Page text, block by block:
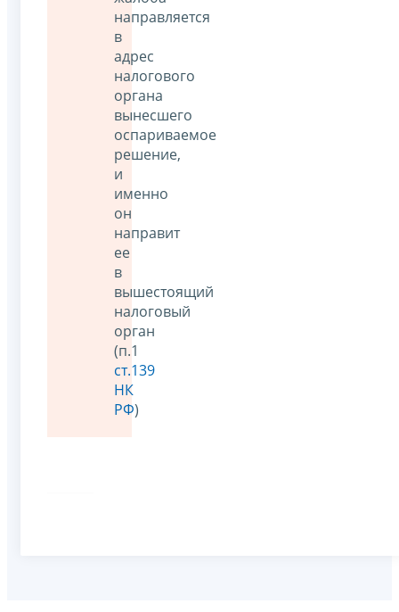
направляется
в
адрес
налогового
органа
вынесшего
оспариваемое
решение,
и
именно
он
направит
ее
в
вышестоящий
налоговый
орган
(п.1
ст.139
НК
РФ)